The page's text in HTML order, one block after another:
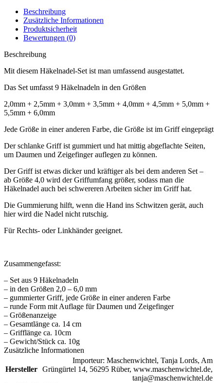
Beschreibung
Zusätzliche Informationen
Produktsicherheit
Bewertungen (0)
Beschreibung
Mit diesem Häkelnadel-Set ist man umfassend ausgestattet.
Das Set umfasst 9 Häkelnadeln in den Größen
2,0mm + 2,5mm + 3,0mm + 3,5mm + 4,0mm + 4,5mm + 5,0mm +
5,5mm + 6,0mm
Jede Größe in einer anderen Farbe, die Größe ist im Griff eingeprägt
Der schlanke Griff ist gummiert und hat mittig abgeflachte Seiten,
um Daumen und Zeigefinger auflegen zu können.
Der Griff ist etwas dicker und kräftiger als bei dem anderen Set –
ab Größe 4,0 wird der Griffumfang größer, sodass man die
Häkelnadel auch bei schwereren Arbeiten sicher im Griff hat.
Die Gummierung hilft, wenn die Hand ins Schwitzen gerät, auch
hier wird die Nadel nicht rutschig.
Für Rechts- oder Linkhänder geeignet.
Zusammengefasst:
– Set aus 9 Häkelnadeln
– in den Größen 2,0 – 6,0 mm
– gummierter Griff, jede Größe in einer anderen Farbe
– runde Form mit Auflage für Daumen und Zeigefinger
– Größenanzeige
– Gesamtlänge ca. 14 cm
– Grifflänge ca. 10cm
– Gewicht/Stück ca. 10g
Zusätzliche Informationen
Hersteller
Importeur: Maschenwichtel, Tanja Lords, Am
Grüngürtel 14, 56295 Rüber, www.maschenwichtel.de,
tanja@maschenwichtel.de